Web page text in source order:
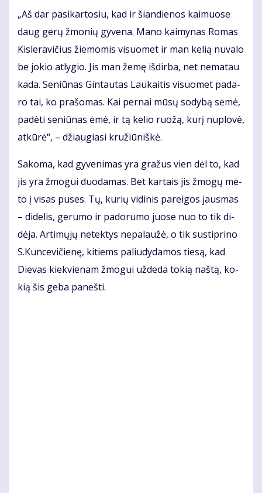
„Aš dar pa­si­kar­to­siu, kad ir šian­die­nos kai­muo­se
daug ge­rų žmo­nių gy­ve­na. Ma­no kai­my­nas Ro­mas
Kis­le­ra­vi­čius žie­mo­mis vi­suo­met ir man ke­lią nu­va­lo
be jo­kio at­ly­gio. Jis man že­mę iš­dir­ba, net ne­ma­tau
ka­da. Se­niū­nas Gin­tau­tas Lau­kai­tis vi­suo­met pa­da­
ro tai, ko pra­šo­mas. Kai per­nai mū­sų so­dy­bą sė­mė,
pa­dė­ti se­niū­nas ėmė, ir tą ke­lio ruo­žą, ku­rį nu­plo­vė,
at­kū­rė“, – džiau­gia­si kru­žiū­niš­kė.
Sa­ko­ma, kad gy­ve­ni­mas yra gra­žus vien dėl to, kad
jis yra žmo­gui duo­da­mas. Bet kar­tais jis žmo­gų mė­
to į vi­sas pu­ses. Tų, ku­rių vi­di­nis pa­rei­gos jaus­mas
– di­de­lis, ge­ru­mo ir pa­do­ru­mo juo­se nuo to tik di­
dė­ja. Ar­ti­mų­jų ne­tek­tys ne­pa­lau­žė, o tik su­stip­ri­no
S.Kun­ce­vi­čie­nę, ki­tiems pa­liu­dy­da­mos tie­są, kad
Die­vas kiek­vie­nam žmo­gui už­de­da to­kią naš­tą, ko­
kią šis ge­ba pa­neš­ti.